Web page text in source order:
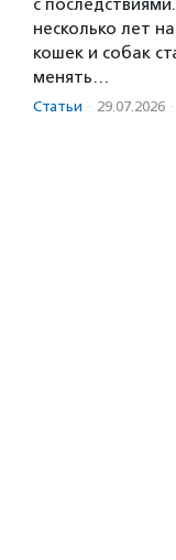
с
несколько лет
кошек и собак
менять…
Статьи · 29.07.2026 ·